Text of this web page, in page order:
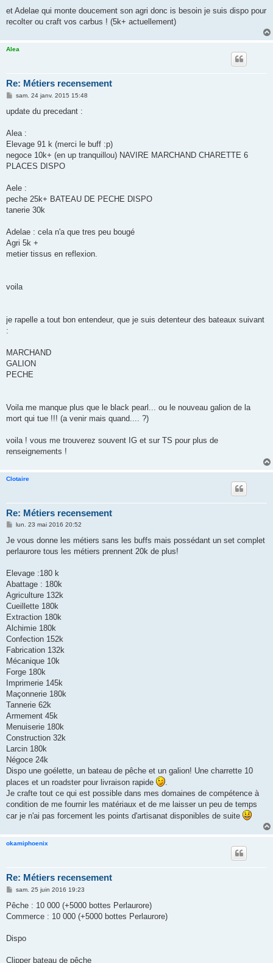
et Adelae qui monte doucement son agri donc is besoin je suis dispo pour
recolter ou craft vos carbus ! (5k+ actuellement)
Alea
Re: Métiers recensement
M
s
g
sam. 24 janv. 2015 15:48
update du precedant :
Alea :
Elevage 91 k (merci le buff :p)
negoce 10k+ (en up tranquillou) NAVIRE MARCHAND CHARETTE 6
PLACES DISPO
Aele :
peche 25k+ BATEAU DE PECHE DISPO
tanerie 30k
Adelae : cela n'a que tres peu bougé
Agri 5k +
metier tissus en reflexion.
voila
je rapelle a tout bon entendeur, que je suis detenteur des bateaux suivant
:
MARCHAND
GALION
PECHE
Voila me manque plus que le black pearl... ou le nouveau galion de la
mort qui tue !!! (a venir mais quand.... ?)
voila ! vous me trouverez souvent IG et sur TS pour plus de
renseignements !
Clotaire
Re: Métiers recensement
M
s
a
lun. 23 mai 2016 20:52
Je vous donne les métiers sans les buffs mais possédant un set complet
perlaurore tous les métiers prennent 20k de plus!
Elevage :180 k
Abattage : 180k
Agriculture 132k
Cueillette 180k
Extraction 180k
Alchimie 180k
Confection 152k
Fabrication 132k
Mécanique 10k
Forge 180k
Imprimerie 145k
Maçonnerie 180k
Tannerie 62k
Armement 45k
Menuiserie 180k
Construction 32k
Larcin 180k
Négoce 24k
Dispo une goélette, un bateau de pêche et un galion! Une charrette 10
places et un roadster pour livraison rapide
.
Je crafte tout ce qui est possible dans mes domaines de compétence à
condition de me fournir les matériaux et de me laisser un peu de temps
car je n'ai pas forcement les points d'artisanat disponibles de suite
okamiphoenix
Re: Métiers recensement
M
s
a
sam. 25 juin 2016 19:23
Pêche : 10 000 (+5000 bottes Perlaurore)
Commerce : 10 000 (+5000 bottes Perlaurore)
Dispo
Clipper bateau de pêche